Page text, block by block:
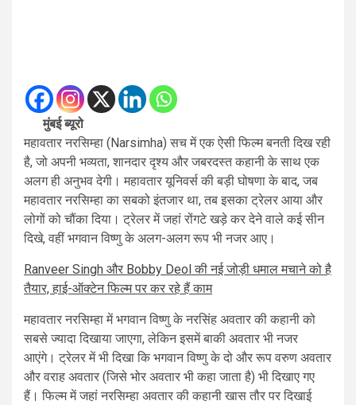
मुंबई ब्यूरो
महावतार नरसिम्हा (Narsimha) सच में एक ऐसी फिल्म बनती दिख रही
है, जो अपनी भव्यता, शानदार दृश्य और जबरदस्त कहानी के साथ एक
अलग ही अनुभव देगी। महावतार यूनिवर्स की बड़ी घोषणा के बाद, जब
महावतार नरसिम्हा का सबको इंतजार था, तब इसका ट्रेलर आया और
लोगों को चौंका दिया। ट्रेलर में जहां रोंगटे खड़े कर देने वाले कई सीन
दिखे, वहीं भगवान विष्णु के अलग-अलग रूप भी नजर आए।
Ranveer Singh और Bobby Deol की नई जोड़ी धमाल मचाने को है
तैयार, हाई-ऑक्टेन फिल्म पर कर रहे हैं काम
महावतार नरसिम्हा में भगवान विष्णु के नरसिंह अवतार की कहानी को
सबसे ज्यादा दिखाया जाएगा, लेकिन इसमें बाकी अवतार भी नजर
आएंगे। ट्रेलर में भी दिखा कि भगवान विष्णु के दो और रूप वरुण अवतार
और वराह अवतार (जिसे भोर अवतार भी कहा जाता है) भी दिखाए गए
हैं। फिल्म में जहां नरसिम्हा अवतार की कहानी खास तौर पर दिखाई